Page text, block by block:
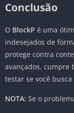
Conclusão
O BlockP é uma
indesejados de
protege contra
avançados, cumpre
testar se você
NOTA: Se o